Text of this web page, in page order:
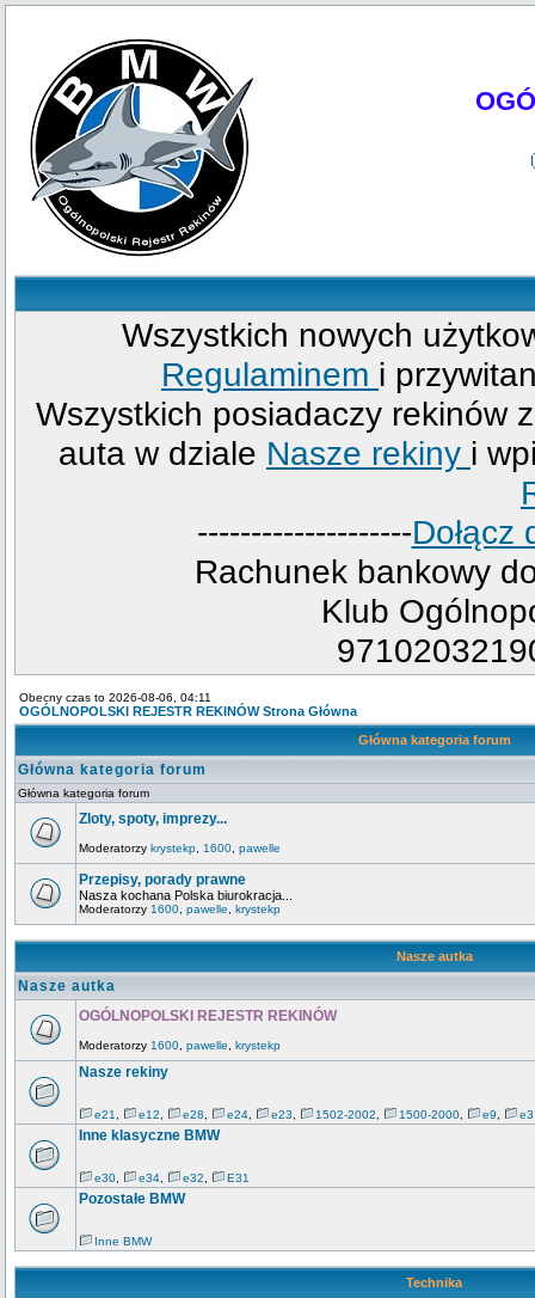
Wszystkich nowych
Regulaminem i
Wszystkich posiadaczy rekinów
auta w dziale Nasze rekiny i
--------------------
Rachunek bankowy
Klub
Obecny czas to 2026-08-06, 04:11
OGÓLNOPOLSKI REJESTR REKINÓW Strona Główna
Główna kategoria forum
Główna kategoria forum
Główna kategoria forum
Zloty, spoty, imprezy...
Moderatorzy krystekp 1600 pawelle
Przepisy, porady prawne
Nasza kochana Polska biurokracja...
Moderatorzy 1600 pawelle krystekp
Nasze autka
Nasze autka
OGÓLNOPOLSKI REJESTR REKINÓW
Moderatorzy 1600 pawelle krystekp
Nasze rekiny
e21 e12 e28 e24 e23 1502-2002 1500-2000 e9 e3
Inne klasyczne BMW
e30 e34 e32 E31
Pozostałe BMW
Inne BMW
Technika